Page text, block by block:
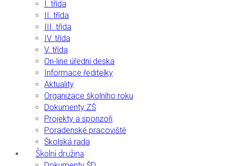
I. třída
II. třída
III. třída
IV. třída
V. třída
On-line úřední deska
Informace ředitelky
Aktuality
Organizace školního roku
Dokumenty ZŠ
Projekty a sponzoři
Poradenské pracoviště
Školská rada
Školní družina